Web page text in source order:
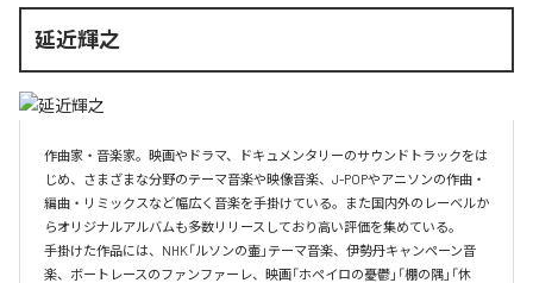
延近輝之
作曲家・音楽家。映画やドラマ、ドキュメンタリーのサウンドトラックをは
じめ、さまざまな分野のテーマ音楽や映像音楽、J-POPやアニソンの作曲・
編曲・リミックスなど幅広く音楽を手掛けている。また国内外のレーベルか
らオリジナルアルバムも多数リリースしており高い評価を集めている。
手掛けた作品には、NHK「ルソンの壷」テーマ音楽、伊勢丹キャンペーン音
楽、ボートレースのファンファーレ、映画「ホペイロの憂鬱」「棚の隅」「休